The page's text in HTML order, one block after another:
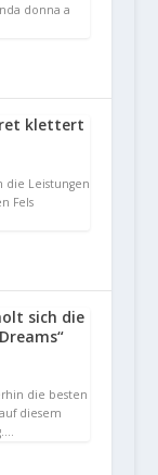
donna a
klettert
die Leistungen
Fels
sich die
die besten
diesem